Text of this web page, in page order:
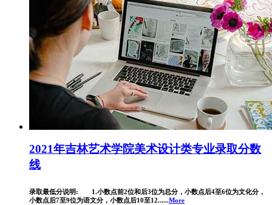
2021年吉林艺术学院美术设计类专业录取分数
线
录取最低分说明: 1.小数点前2位和后3位为总分，小数点后4至6位为文化分，
小数点后7至9位为语文分，小数点后10至12......More